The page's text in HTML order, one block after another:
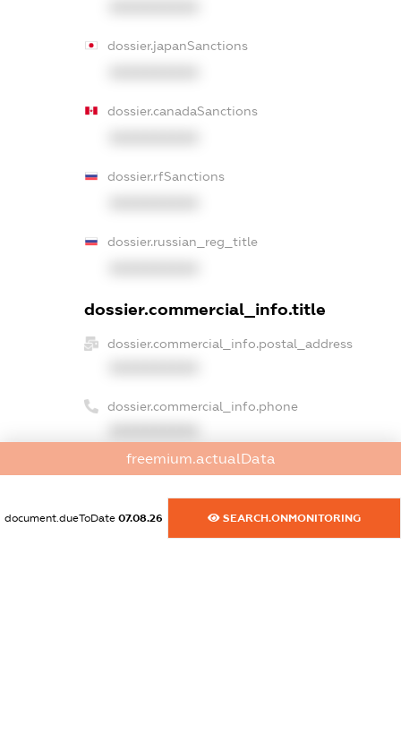
dossier.japanSanctions
dossier.canadaSanctions
dossier.rfSanctions
dossier.russian_reg_title
dossier.commercial_info.title
dossier.commercial_info.postal_address
dossier.commercial_info.phone
dossier.commercial_info.fax
freemium.actualData
document.dueToDate 07.08.26 SEARCH.ONMONITORING